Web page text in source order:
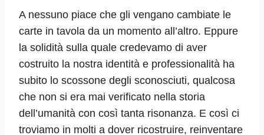
A nessuno piace che gli vengano cambiate le
carte in tavola da un momento all’altro. Eppure
la solidità sulla quale credevamo di aver
costruito la nostra identità e professionalità ha
subito lo scossone degli sconosciuti, qualcosa
che non si era mai verificato nella storia
dell’umanità con così tanta risonanza. E così ci
troviamo in molti a dover ricostruire, reinventare